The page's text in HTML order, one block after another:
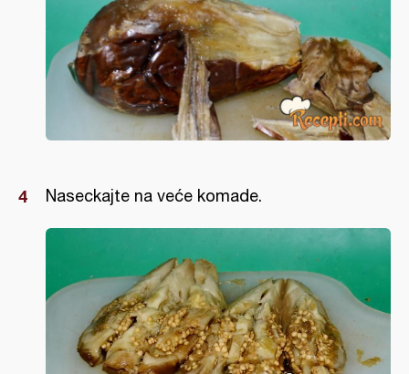
Naseckajte na veće komade.